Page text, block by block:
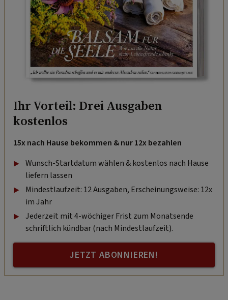
Ihr Vorteil: Drei Ausgaben
kostenlos
15x nach Hause bekommen & nur 12x bezahlen
Wunsch-Startdatum wählen & kostenlos nach Hause
liefern lassen
Mindestlaufzeit: 12 Ausgaben, Erscheinungsweise: 12x
im Jahr
Jederzeit mit 4-wöchiger Frist zum Monatsende
schriftlich kündbar (nach Mindestlaufzeit).
JETZT ABONNIEREN!